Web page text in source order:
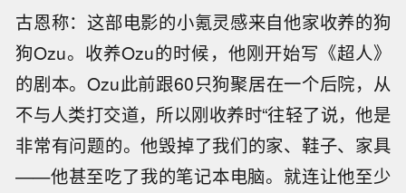
古恩称：这部电影的小氪灵感来自他家收养的狗
狗Ozu。收养Ozu的时候，他刚开始写《超人》
的剧本。Ozu此前跟60只狗聚居在一个后院，从
不与人类打交道，所以刚收养时“往轻了说，他是
非常有问题的。他毁掉了我们的家、鞋子、家具
——他甚至吃了我的笔记本电脑。就连让他至少